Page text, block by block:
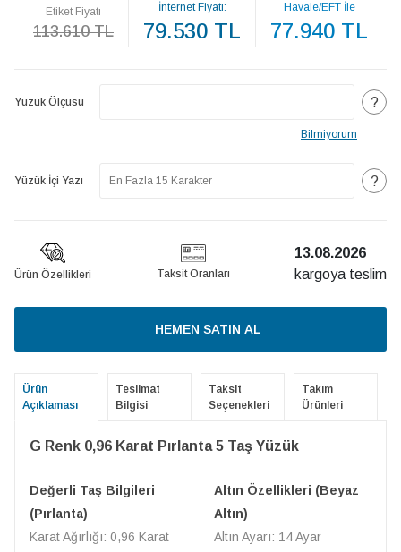
Etiket Fiyatı
113.610 TL
İnternet Fiyatı:
79.530 TL
Havale/EFT İle
77.940 TL
Yüzük Ölçüsü ?
Bilmiyorum
Yüzük İçi Yazı ?
Ürün Özellikleri Taksit Oranları
13.08.2026
kargoya teslim
HEMEN SATIN AL
Ürün
Açıklaması
Teslimat
Bilgisi
Taksit
Seçenekleri
Takım
Ürünleri
G Renk 0,96 Karat Pırlanta 5 Taş Yüzük
Değerli Taş Bilgileri
(Pırlanta)
Karat Ağırlığı: 0,96 Karat
Altın Özellikleri (Beyaz
Altın)
Altın Ayarı: 14 Ayar